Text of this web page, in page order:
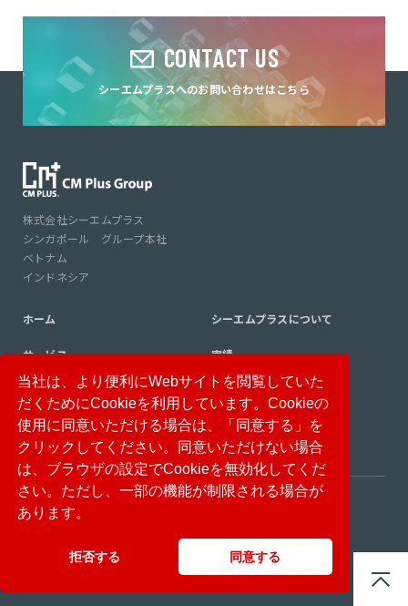
CONTACT US
シーエムプラスへのお問い合わせはこちら
株式会社シーエムプラス
シンガポール グループ本社
ベトナム
インドネシア
ホーム シーエムプラスについて
サービス 実績
コンサルタント紹介 コラム
ニュース 採用情報
免責事項
© CM Plus Corporation All rights reserved.
当社は、より便利にWebサイトを閲覧していた
だくためにCookieを利用しています。Cookieの
使用に同意いただける場合は、「同意する」を
クリックしてください。同意いただけない場合
は、ブラウザの設定でCookieを無効化してくだ
さい。ただし、一部の機能が制限される場合が
あります。
拒否する 同意する